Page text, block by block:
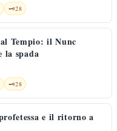
🗝️28
Tempio: il Nunc
la spada
🗝️28
e il ritorno a